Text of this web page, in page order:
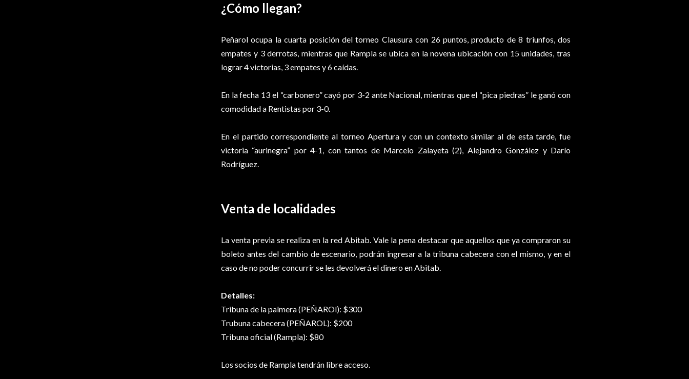
¿Cómo llegan?
Peñarol ocupa la cuarta posición del torneo Clausura con 26 puntos, producto de 8 triunfos, dos
empates y 3 derrotas, mientras que Rampla se ubica en la novena ubicación con 15 unidades, tras
lograr 4 victorias, 3 empates y 6 caídas.
En la fecha 13 el “carbonero” cayó por 3-2 ante Nacional, mientras que el “pica piedras” le ganó con
comodidad a Rentistas por 3-0.
En el partido correspondiente al torneo Apertura y con un contexto similar al de esta tarde, fue
victoria “aurinegra” por 4-1, con tantos de Marcelo Zalayeta (2), Alejandro González y Darío
Rodríguez.
Venta de localidades
La venta previa se realiza en la red Abitab. Vale la pena destacar que aquellos que ya compraron su
boleto antes del cambio de escenario, podrán ingresar a la tribuna cabecera con el mismo, y en el
caso de no poder concurrir se les devolverá el dinero en Abitab.
Detalles:
Tribuna de la palmera (PEÑAROl): $300
Trubuna cabecera (PEÑAROL): $200
Tribuna oficial (Rampla): $80
Los socios de Rampla tendrán libre acceso.